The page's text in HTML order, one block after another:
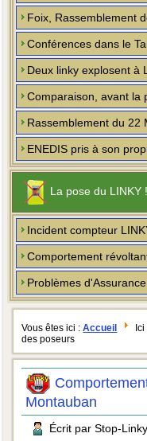
Foix, Rassemblement
Conférences dans le
Deux linky explosent à
Comparaison, avant la
Rassemblement du 22
ENEDIS pris à son
La pose du LINKY !
Incident compteur
Comportement
Problèmes
Vous êtes ici :Accueil
des poseurs
Montauban
Écrit par Stop-Linky